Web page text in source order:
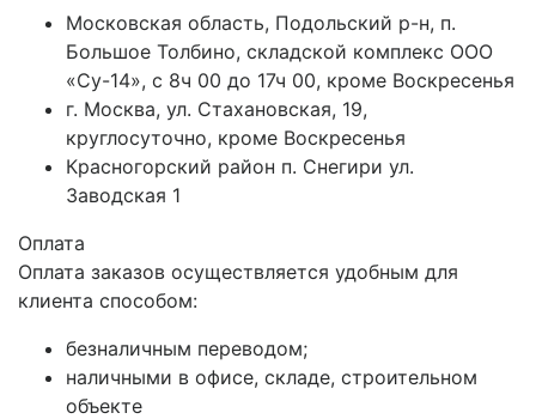
Московская область, Подольский р-н, п.
Большое Толбино, складской комплекс ООО
«Су-14», с 8ч 00 до 17ч 00, кроме Воскресенья
г. Москва, ул. Стахановская, 19,
круглосуточно, кроме Воскресенья
Красногорский район п. Снегири ул.
Заводская 1
Оплата
Оплата заказов осуществляется удобным для
клиента способом:
безналичным переводом;
наличными в офисе, складе, строительном
объекте